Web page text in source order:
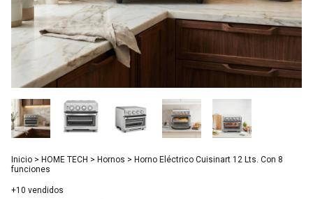
Inicio > HOME TECH > Hornos > Horno Eléctrico Cuisinart 12 Lts. Con 8
funciones
+10 vendidos